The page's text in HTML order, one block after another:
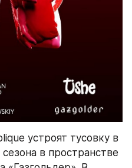
устроят тусовку в
в пространстве